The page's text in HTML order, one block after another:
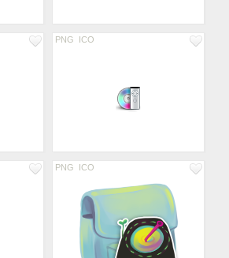
PNG ICO
PNG ICO